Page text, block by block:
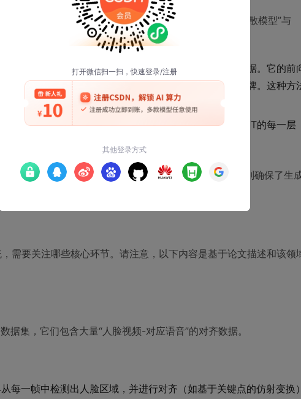
成“引擎”来产出高质量的语音。HiCoDiT选择了“离散扩散模型”与
令牌本身是离散的索引。离散扩散模型专门处理这类数据。它的前
学习如何从嘈杂的令牌序列中逐步恢复出干净的语音令牌。这种方
计算能力，成为执行扩散去噪步骤的理想骨架。HiCoDiT的每一层
当前噪声水平和注入的视觉条件，预测更干净的令牌。
，能够合成细节丰富的语音；而分层Transformer结构则确保了生
需要关注哪些核心环节。请注意，以下内容是基于论文描述和该领
集，它们包含大量“人脸视频-对应语音”的对齐数据。
每一帧中检测出人脸区域，并进行对齐（如基于关键点的仿射变换